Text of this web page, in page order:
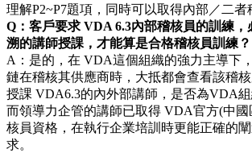
理解P2~P7題項，同時可以取得內部／二者
Q：客戶要求 VDA 6.3內部稽核員的訓練
溯的講師授課，才能算是合格稽核員訓練？
A：是的，在 VDA這個組織的強力主導下
鏈在稽核其供應商時，大抵都會查看該稽
授課 VDA6.3的內外部講師，是否為VDA組
而領導力企管的講師已取得 VDA官方(中
核員資格，在執行企業培訓時更能正確的
求。